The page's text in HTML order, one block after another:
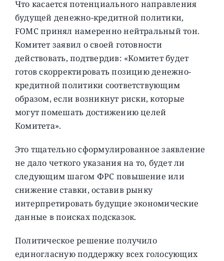
Что касается потенциального направления
будущей денежно-кредитной политики,
FOMC принял намеренно нейтральный тон.
Комитет заявил о своей готовности
действовать, подтвердив: «Комитет будет
готов скорректировать позицию денежно-
кредитной политики соответствующим
образом, если возникнут риски, которые
могут помешать достижению целей
Комитета».
Это тщательно сформулированное заявление
не дало четкого указания на то, будет ли
следующим шагом ФРС повышение или
снижение ставки, оставив рынку
интерпретировать будущие экономические
данные в поисках подсказок.
Политическое решение получило
единогласную поддержку всех голосующих